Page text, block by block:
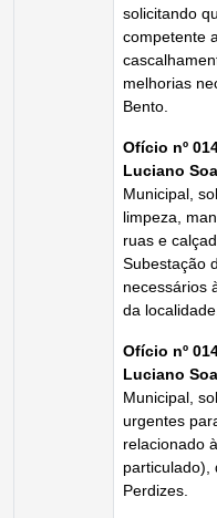
solicitando
competente
melhorias
Bento.
Ofício nº
Luciano
Municipal,
limpeza,
ruas e
Subestação
necessários
da localidade.
Ofício nº
Luciano
Municipal,
urgentes
relacionado
particulado),
Perdizes.